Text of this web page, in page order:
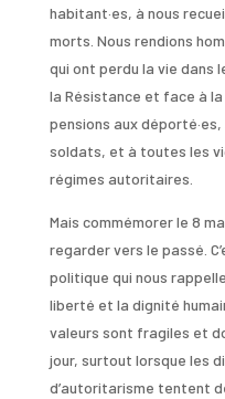
habitant·es, à nous
morts. Nous rendions
qui ont perdu la vie dans
la Résistance et face à
pensions aux
soldats, et à toutes les
régimes autoritaires.
Mais commémorer le 8
regarder vers le passé.
politique qui nous
liberté et la dignité
valeurs sont fragiles et
jour, surtout lorsque les
d’autoritarisme tentent